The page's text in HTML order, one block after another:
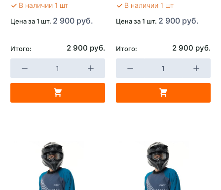
В наличии 1 шт
Цена за 1 шт. 2 900 руб.
Итого: 2 900 руб.
В наличии 1 шт
Цена за 1 шт. 2 900 руб.
Итого: 2 900 руб.